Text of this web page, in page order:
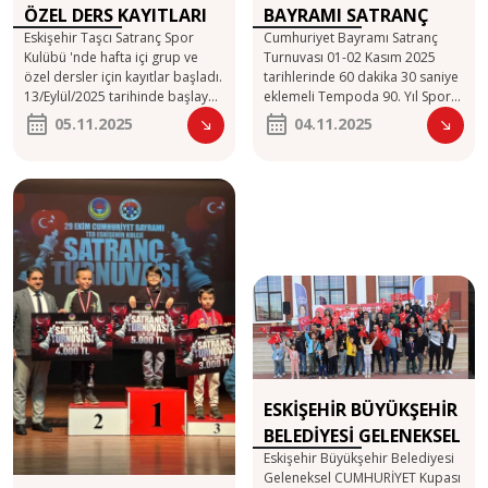
ÖZEL DERS KAYITLARI
Eskişehir Taşcı Satranç Spor
Kulübü 'nde hafta içi grup ve
özel dersler için kayıtlar başladı.
13/Eylül/2025 tarihinde başlayan
haftasonu derslerimiz yoğun
olarak devam ediyor. Başlangıç,
gruplarımız, milli takım
gruplarımız bulunmaktadır.
www.tascisatranc.com İletişim
tel: 0 542 306 04 34 0 542 485 56
56
05.11.2025
BAYRAMI SATRANÇ
TURNUVASI
Cumhuriyet Bayramı Satranç
Turnuvası 01-02 Kasım 2025
tarihlerinde 60 dakika 30 saniye
eklemeli Tempoda 90. Yıl Spor
Salonunda Yalova ilinde yapıldı.
Her kategoide ilk üç dereceye
Utku Yurtseven https://s1.chess-
results.com/tnr1284520.aspx?
lan=8&art=1...
04.11.2025
ESKİŞEHİR BÜYÜKŞEHİR
BELEDİYESİ GELENEKSEL
CUMHURİYET
Eskişehir Büyükşehir Belediyesi
Geleneksel CUMHURİYET Kupası